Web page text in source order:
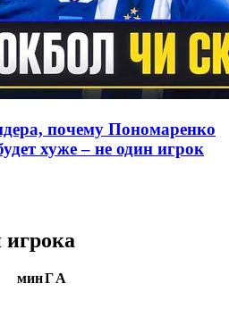
почему Пономаренко
хуже – не один игрок
игрока
минГА